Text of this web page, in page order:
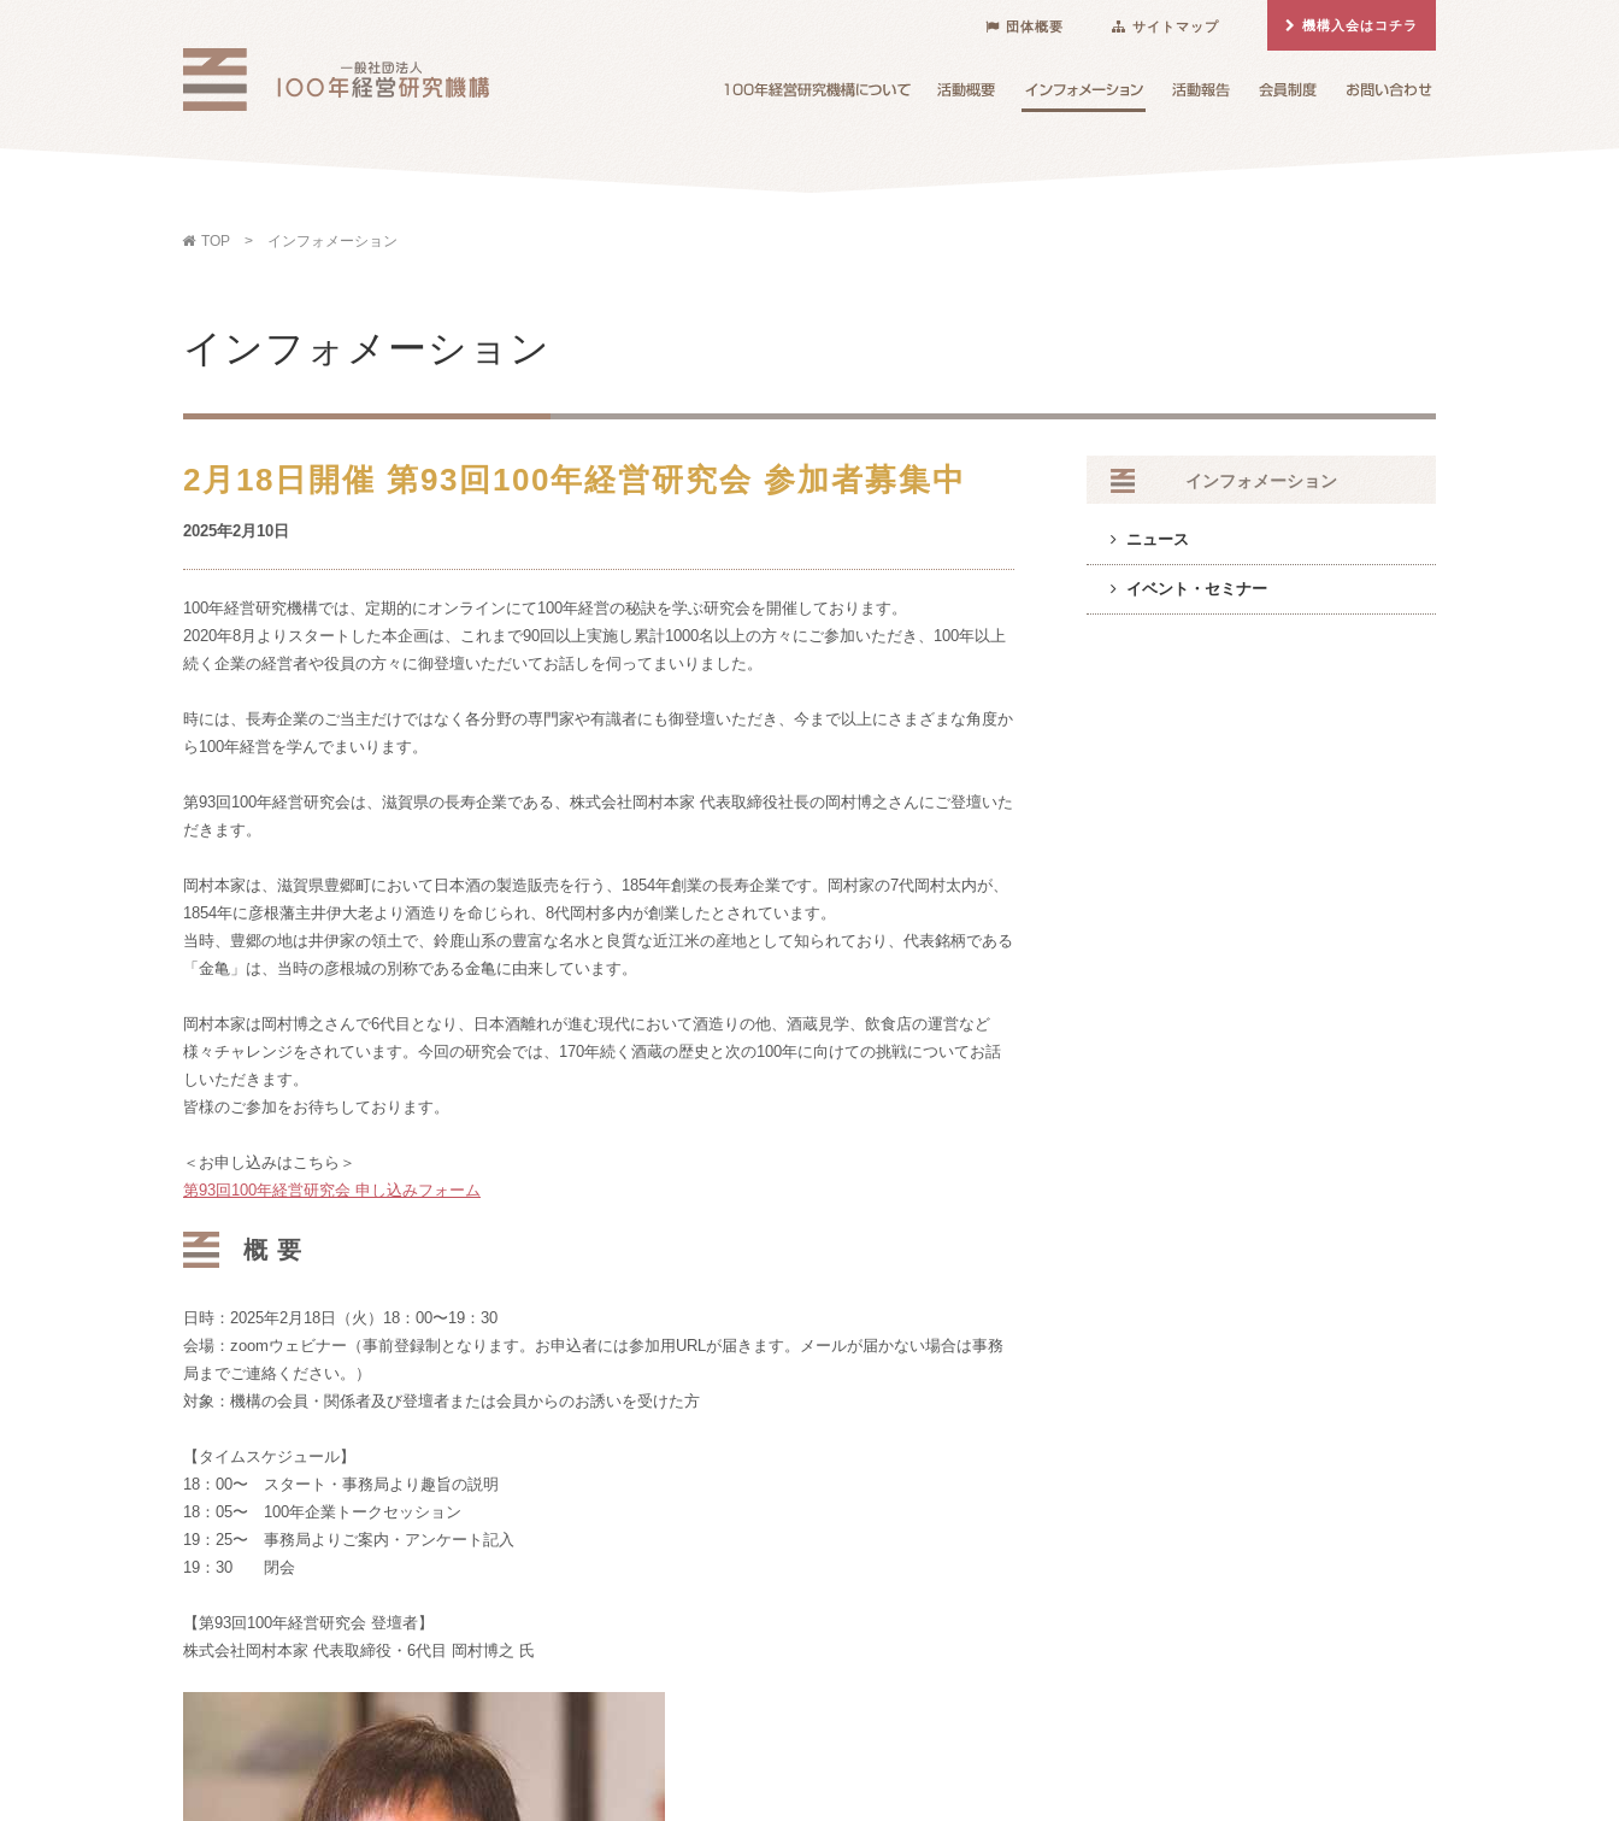
団体概要 サイトマップ 機構入会はコチラ
TOP インフォメーション
インフォメーション
インフォメーション
ニュース
イベント・セミナー
2月18日開催 第93回100年経営研究会 参加者募集中
2025年2月10日
100年経営研究機構では、定期的にオンラインにて100年経営の秘訣を学ぶ研究会を開催しております。
2020年8月よりスタートした本企画は、これまで90回以上実施し累計1000名以上の方々にご参加いただき、100年以上
続く企業の経営者や役員の方々に御登壇いただいてお話しを伺ってまいりました。
時には、長寿企業のご当主だけではなく各分野の専門家や有識者にも御登壇いただき、今まで以上にさまざまな角度か
ら100年経営を学んでまいります。
第93回100年経営研究会は、滋賀県の長寿企業である、株式会社岡村本家 代表取締役社長の岡村博之さんにご登壇いた
だきます。
岡村本家は、滋賀県豊郷町において日本酒の製造販売を行う、1854年創業の長寿企業です。岡村家の7代岡村太内が、
1854年に彦根藩主井伊大老より酒造りを命じられ、8代岡村多内が創業したとされています。
当時、豊郷の地は井伊家の領土で、鈴鹿山系の豊富な名水と良質な近江米の産地として知られており、代表銘柄である
「金亀」は、当時の彦根城の別称である金亀に由来しています。
岡村本家は岡村博之さんで6代目となり、日本酒離れが進む現代において酒造りの他、酒蔵見学、飲食店の運営など
様々チャレンジをされています。今回の研究会では、170年続く酒蔵の歴史と次の100年に向けての挑戦についてお話
しいただきます。
皆様のご参加をお待ちしております。
＜お申し込みはこちら＞
第93回100年経営研究会 申し込みフォーム
概要
日時：2025年2月18日（火）18：00〜19：30
会場：zoomウェビナー（事前登録制となります。お申込者には参加用URLが届きます。メールが届かない場合は事務
局までご連絡ください。）
対象：機構の会員・関係者及び登壇者または会員からのお誘いを受けた方
【タイムスケジュール】
18：00〜 スタート・事務局より趣旨の説明
18：05〜 100年企業トークセッション
19：25〜 事務局よりご案内・アンケート記入
19：30 閉会
【第93回100年経営研究会 登壇者】
株式会社岡村本家 代表取締役・6代目 岡村博之 氏